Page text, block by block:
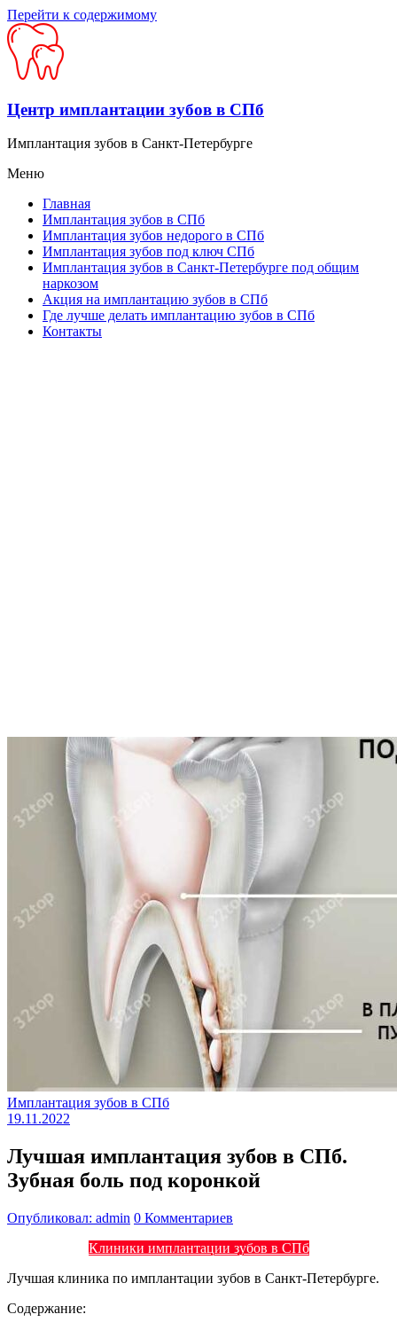
Перейти к содержимому
Центр имплантации зубов в СПб
Имплантация зубов в Санкт-Петербурге
Меню
Главная
Имплантация зубов в СПб
Имплантация зубов недорого в СПб
Имплантация зубов под ключ СПб
Имплантация зубов в Санкт-Петербурге под общим
наркозом
Акция на имплантацию зубов в СПб
Где лучше делать имплантацию зубов в СПб
Контакты
Имплантация зубов в СПб
19.11.2022
Лучшая имплантация зубов в СПб.
Зубная боль под коронкой
Опубликовал: admin 0 Комментариев
Клиники имплантации зубов в СПб
Лучшая клиника по имплантации зубов в Санкт-Петербурге.
Содержание: